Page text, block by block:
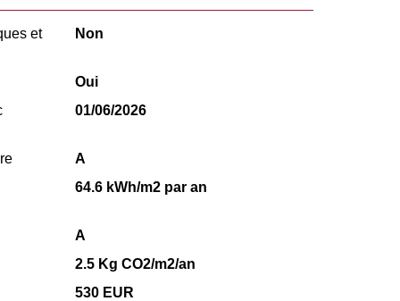
et
Non
Oui
01/06/2026
A
64.6 kWh/m2 par an
A
2.5 Kg CO2/m2/an
530 EUR